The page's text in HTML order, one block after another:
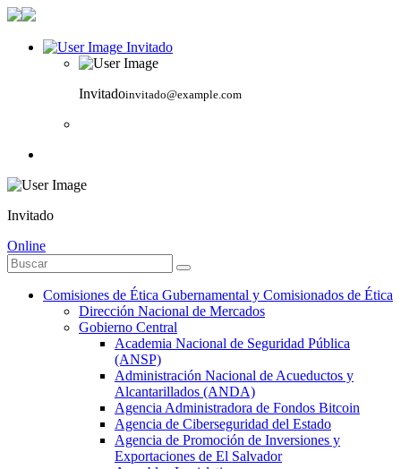
Invitado
Invitadoinvitado@example.com
Invitado
Online
Comisiones de Ética Gubernamental y Comisionados de Ética
Dirección Nacional de Mercados
Gobierno Central
Academia Nacional de Seguridad Pública
(ANSP)
Administración Nacional de Acueductos y
Alcantarillados (ANDA)
Agencia Administradora de Fondos Bitcoin
Agencia de Ciberseguridad del Estado
Agencia de Promoción de Inversiones y
Exportaciones de El Salvador